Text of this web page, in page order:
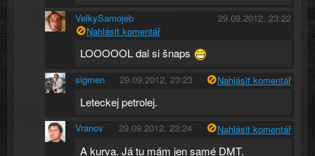
VelkySamojeb
29.09.2012, 23:22
Nahlásit komentář
LOOOOOL dal si šnaps
sigmen 29.09.2012, 23:23 Nahlásit komentář
Leteckej petrolej.
Vranov 29.09.2012, 23:24 Nahlásit komentář
A kurva. Já tu mám jen samé DMT.